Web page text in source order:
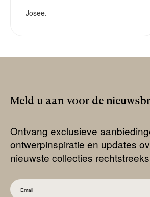
- Josee.
Meld u aan voor de
Ontvang exclusieve
ontwerpinspiratie en updates
nieuwste collecties